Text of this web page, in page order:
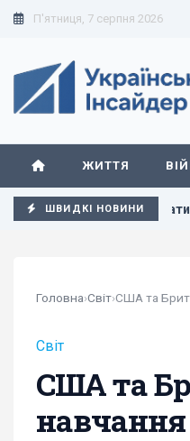
П'ятниця, 7 серпня 2026
ЖИТТЯ
ШВИДКІ НОВИНИ
надати ракети до
Головна›Світ›
Світ
США та
навчання